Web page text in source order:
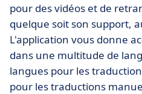
pour des vidéos et de
quelque soit son support,
L'application vous donne
dans une multitude de
langues pour les
pour les traductions